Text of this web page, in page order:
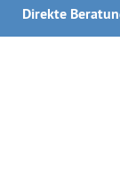
Direkte